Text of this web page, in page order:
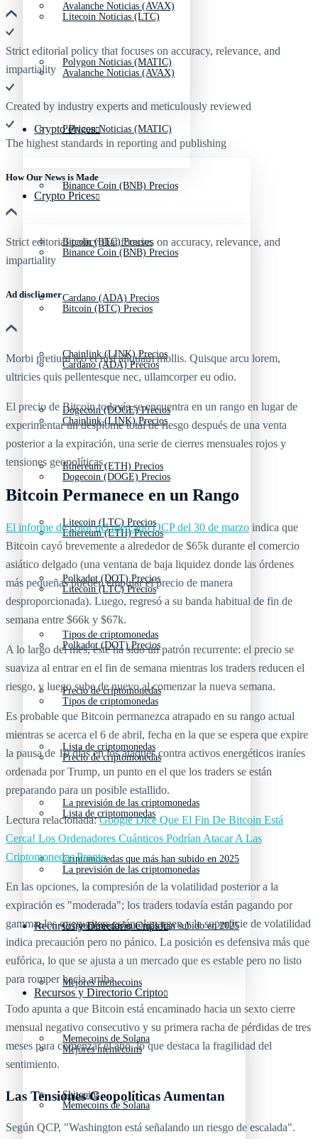
Avalanche Noticias (AVAX)
Polygon Noticias (MATIC)
Crypto Prices
Binance Coin (BNB) Precios
Bitcoin (BTC) Precios
Cardano (ADA) Precios
Chainlink (LINK) Precios
Dogecoin (DOGE) Precios
Ethereum (ETH) Precios
Litecoin (LTC) Precios
Polkadot (DOT) Precios
Tipos de criptomonedas
Precio de criptomonedas
Lista de criptomonedas
La previsión de las criptomonedas
Criptomonedas que más han subido en 2025
Recursos y Directorio Cripto
Mejores memecoins
Memecoins de Solana
Shitcoins
Litecoin Noticias (LTC)
Avalanche Noticias (AVAX)
Polygon Noticias (MATIC)
Crypto Prices
Binance Coin (BNB) Precios
Bitcoin (BTC) Precios
Cardano (ADA) Precios
Chainlink (LINK) Precios
Dogecoin (DOGE) Precios
Ethereum (ETH) Precios
Litecoin (LTC) Precios
Polkadot (DOT) Precios
Tipos de criptomonedas
Precio de criptomonedas
Lista de criptomonedas
La previsión de las criptomonedas
Criptomonedas que más han subido en 2025
Recursos y Directorio Cripto
Mejores memecoins
Memecoins de Solana
Strict editorial policy that focuses on accuracy, relevance, and
impartiality
Created by industry experts and meticulously reviewed
The highest standards in reporting and publishing
How Our News is Made
Strict editorial policy that focuses on accuracy, relevance, and
impartiality
Ad discliamer
Morbi pretium leo et nisl aliquam mollis. Quisque arcu lorem,
ultricies quis pellentesque nec, ullamcorper eu odio.
El precio de Bitcoin todavía se encuentra en un rango en lugar de
experimentar un desplome total de riesgo después de una venta
posterior a la expiración, una serie de cierres mensuales rojos y
tensiones geopolíticas.
Bitcoin Permanece en un Rango
El informe de color del mercado QCP del 30 de marzo indica que
Bitcoin cayó brevemente a alrededor de $65k durante el comercio
asiático delgado (una ventana de baja liquidez donde las órdenes
más pequeñas pueden empujar el precio de manera
desproporcionada). Luego, regresó a su banda habitual de fin de
semana entre $66k y $67k.
A lo largo del mes, este ha sido un patrón recurrente: el precio se
suaviza al entrar en el fin de semana mientras los traders reducen el
riesgo, y luego sube de nuevo al comenzar la nueva semana.
Es probable que Bitcoin permanezca atrapado en su rango actual
mientras se acerca el 6 de abril, fecha en la que se espera que expire
la pausa de 10 días en los ataques contra activos energéticos iraníes
ordenada por Trump, un punto en el que los traders se están
preparando para un posible estallido.
Lectura relacionada:Google Dice Que El Fin De Bitcoin Está
Cerca! Los Ordenadores Cuánticos Podrían Atacar A Las
Criptomonedas Pronto
En las opciones, la compresión de la volatilidad posterior a la
expiración es "moderada"; los traders todavía están pagando por
gamma, los overwriters están al margen y la superficie de volatilidad
indica precaución pero no pánico. La posición es defensiva más que
eufórica, lo que se ajusta a un mercado que es estable pero no listo
para romper hacia arriba.
Todo apunta a que Bitcoin está encaminado hacia un sexto cierre
mensual negativo consecutivo y su primera racha de pérdidas de tres
meses para comenzar el año, lo que destaca la fragilidad del
sentimiento.
Las Tensiones Geopolíticas Aumentan
Según QCP, "Washington está señalando un riesgo de escalada".